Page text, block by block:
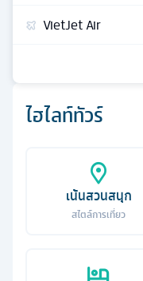
ไฮไลท์ทัวร์
เน้นสวนสนุก
สไตล์การเที่ยว
VietJet Air